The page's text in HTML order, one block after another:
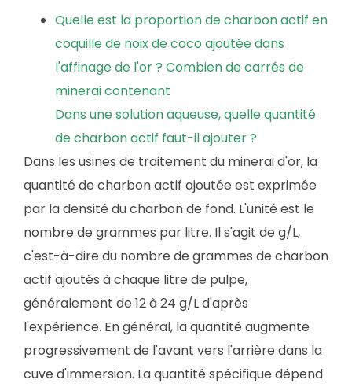
Quelle est la proportion de charbon actif en
coquille de noix de coco ajoutée dans
l'affinage de l'or ? Combien de carrés de
minerai contenant
Dans une solution aqueuse, quelle quantité
de charbon actif faut-il ajouter ?
Dans les usines de traitement du minerai d'or, la
quantité de charbon actif ajoutée est exprimée
par la densité du charbon de fond. L'unité est le
nombre de grammes par litre. Il s'agit de g/L,
c'est-à-dire du nombre de grammes de charbon
actif ajoutés à chaque litre de pulpe,
généralement de 12 à 24 g/L d'après
l'expérience. En général, la quantité augmente
progressivement de l'avant vers l'arrière dans la
cuve d'immersion. La quantité spécifique dépend